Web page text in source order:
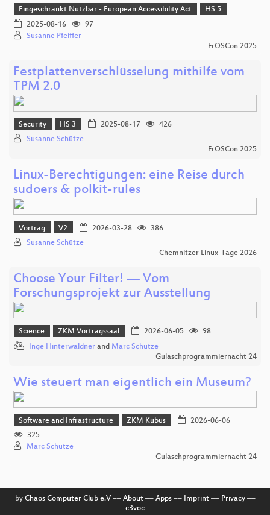
Eingeschränkt Nutzbar - European Accessibility Act
HS 5
2025-08-16
97
Susanne Pfeiffer
FrOSCon 2025
Festplattenverschlüsselung mithilfe vom
TPM 2.0
Security HS 3 2025-08-17
426
Susanne Schütze
FrOSCon 2025
Linux-Berechtigungen: eine Reise durch
sudoers & polkit-rules
Vortrag V2 2026-03-28
386
Susanne Schütze
Chemnitzer Linux-Tage 2026
Choose Your Filter! — Vom
Forschungsprojekt zur Ausstellung
Science ZKM Vortragssaal 2026-06-05
98
Inge Hinterwaldner and Marc Schütze
Gulaschprogrammiernacht 24
Wie steuert man eigentlich ein Museum?
Software and Infrastructure ZKM Kubus
2026-06-06
325
Marc Schütze
Gulaschprogrammiernacht 24
by Chaos Computer Club e.V–– About–– Apps–– Imprint–– Privacy––
c3voc